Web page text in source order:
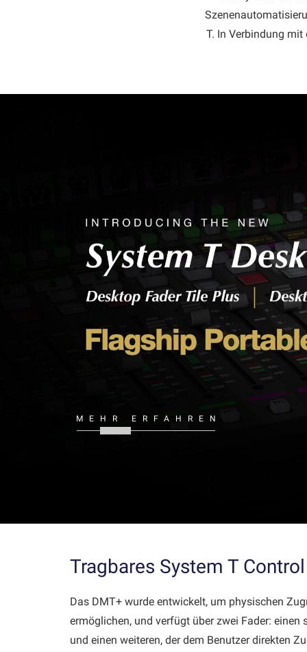
T. In Verbindung mit
MEHR ERFAHREN
Tragbares System T Control
Das DMT+ wurde entwickelt, um physischen
ermöglichen, und verfügt über zwei Fader: einen
und einen weiteren, der dem Benutzer direkten